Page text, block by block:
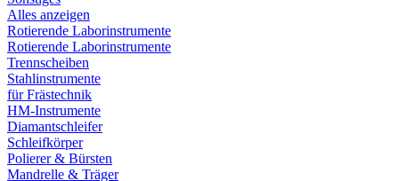
Alles anzeigen
Rotierende Laborinstrumente
Rotierende Laborinstrumente
Trennscheiben
Stahlinstrumente
für Frästechnik
HM-Instrumente
Diamantschleifer
Schleifkörper
Polierer & Bürsten
Mandrelle & Träger